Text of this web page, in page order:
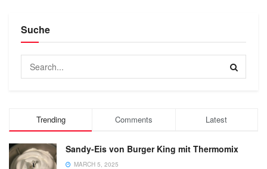
Suche
Trending Comments Latest
Sandy-Eis von Burger King mit Thermomix
MARCH 5, 2025